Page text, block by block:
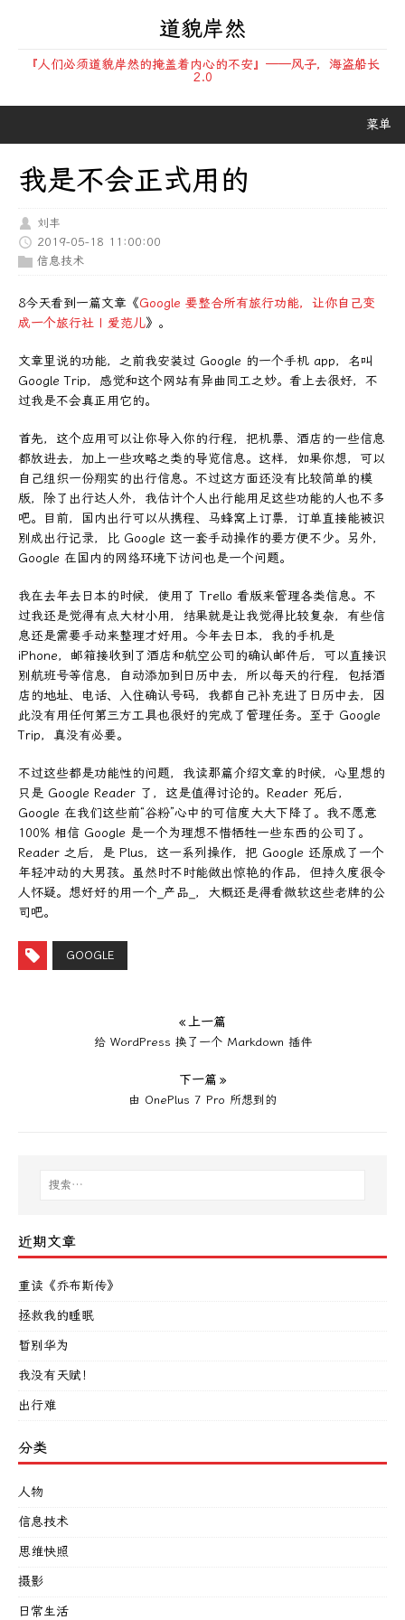
道貌岸然
『人们必须道貌岸然的掩盖着内心的不安』——风子，海盗船长
2.0
菜单
我是不会正式用的
刘丰
2019-05-18 11:00:00
信息技术
8今天看到一篇文章《Google 要整合所有旅行功能，让你自己变
成一个旅行社 | 爱范儿》。
文章里说的功能，之前我安装过 Google 的一个手机 app，名叫
Google Trip，感觉和这个网站有异曲同工之妙。看上去很好，不
过我是不会真正用它的。
首先，这个应用可以让你导入你的行程，把机票、酒店的一些信息
都放进去，加上一些攻略之类的导览信息。这样，如果你想，可以
自己组织一份翔实的出行信息。不过这方面还没有比较简单的模
版，除了出行达人外，我估计个人出行能用足这些功能的人也不多
吧。目前，国内出行可以从携程、马蜂窝上订票，订单直接能被识
别成出行记录，比 Google 这一套手动操作的要方便不少。另外，
Google 在国内的网络环境下访问也是一个问题。
我在去年去日本的时候，使用了 Trello 看版来管理各类信息。不
过我还是觉得有点大材小用，结果就是让我觉得比较复杂，有些信
息还是需要手动来整理才好用。今年去日本，我的手机是
iPhone，邮箱接收到了酒店和航空公司的确认邮件后，可以直接识
别航班号等信息，自动添加到日历中去，所以每天的行程，包括酒
店的地址、电话、入住确认号码，我都自己补充进了日历中去，因
此没有用任何第三方工具也很好的完成了管理任务。至于 Google
Trip，真没有必要。
不过这些都是功能性的问题，我读那篇介绍文章的时候，心里想的
只是 Google Reader 了，这是值得讨论的。Reader 死后，
Google 在我们这些前“谷粉”心中的可信度大大下降了。我不愿意
100% 相信 Google 是一个为理想不惜牺牲一些东西的公司了。
Reader 之后，是 Plus，这一系列操作，把 Google 还原成了一个
年轻冲动的大男孩。虽然时不时能做出惊艳的作品，但持久度很令
人怀疑。想好好的用一个_产品_，大概还是得看微软这些老牌的公
司吧。
GOOGLE
« 上一篇
给 WordPress 换了一个 Markdown 插件
下一篇 »
由 OnePlus 7 Pro 所想到的
近期文章
重读《乔布斯传》
拯救我的睡眠
暂别华为
我没有天赋！
出行难
分类
人物
信息技术
思维快照
摄影
日常生活